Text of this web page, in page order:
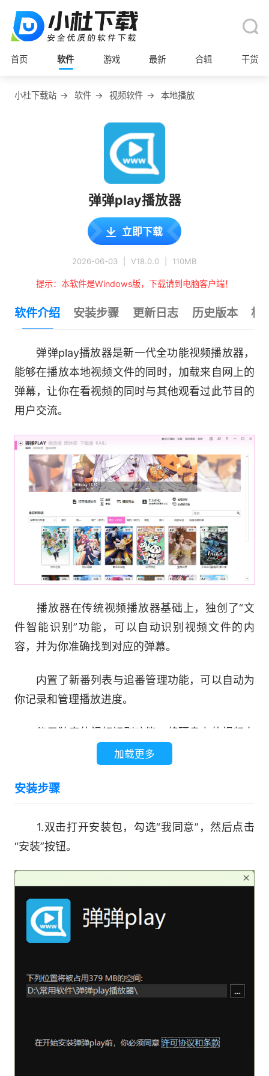
首页 软件 游戏 最新 合辑 干货
小杜下载站 → 软件 → 视频软件 → 本地播放
弹弹play播放器
立即下载
2026-06-03 V18.0.0 110MB
提示：本软件是Windows版，下载请到电脑客户端！
软件介绍 安装步骤 更新日志 历史版本 相
弹弹play播放器是新一代全功能视频播放器，
能够在播放本地视频文件的同时，加载来自网上的
弹幕，让你在看视频的同时与其他观看过此节目的
用户交流。
播放器在传统视频播放器基础上，独创了“文
件智能识别”功能，可以自动识别视频文件的内
容，并为你准确找到对应的弹幕。
内置了新番列表与追番管理功能，可以自动为
你记录和管理播放进度。
使用独家的视频识别功能，将硬盘上的视频自
动识别出作品和集数，分类收入“媒体库”中而无需
护。
借助“远程访问”功能，让你的PC成为家庭媒体
中心。在其他设备上，不论是通过web浏览器，还
内置 OpenAI Whisper 语音识别功能，无需联
网快速方便地为视频生成高质量字幕。使用内置翻
言，从此生肉不再是问题!
1、支持所有视频格式
加载更多
安装步骤
1.双击打开安装包，勾选“我同意”，然后点击
“安装”按钮。